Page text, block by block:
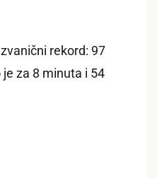
rekord: 97
za 8 minuta i 54